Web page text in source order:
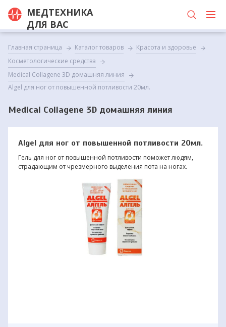
МЕДТЕХНИКА
ДЛЯ ВАС
Главная страница Каталог товаров
Красота и здоровье
Косметологические средства
Medical Collagene 3D домашняя линия
Algel для ног от повышенной потливости 20мл.
Medical Collagene 3D домашняя линия
Algel для ног от повышенной потливости 20мл.
Гель для ног от повышенной потливости поможет людям,
страдающим от чрезмерного выделения пота на ногах.